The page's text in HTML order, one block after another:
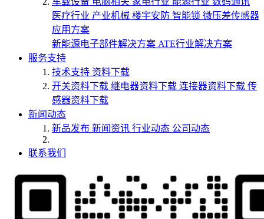
医疗行业 产业机械 楼宇安防 智能锁 微压差传感器
应用方案
新能源电子部件解决方案 ATE行业解决方案
服务支持
技术支持 资料下载
开关资料下载 继电器资料下载 连接器资料下载 传
感器资料下载
新闻动态
新品发布 新闻资讯 行业动态 公司动态
联系我们